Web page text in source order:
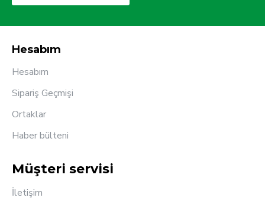
Hesabım
Hesabım
Sipariş Geçmişi
Ortaklar
Haber bülteni
Müşteri servisi
İletişim